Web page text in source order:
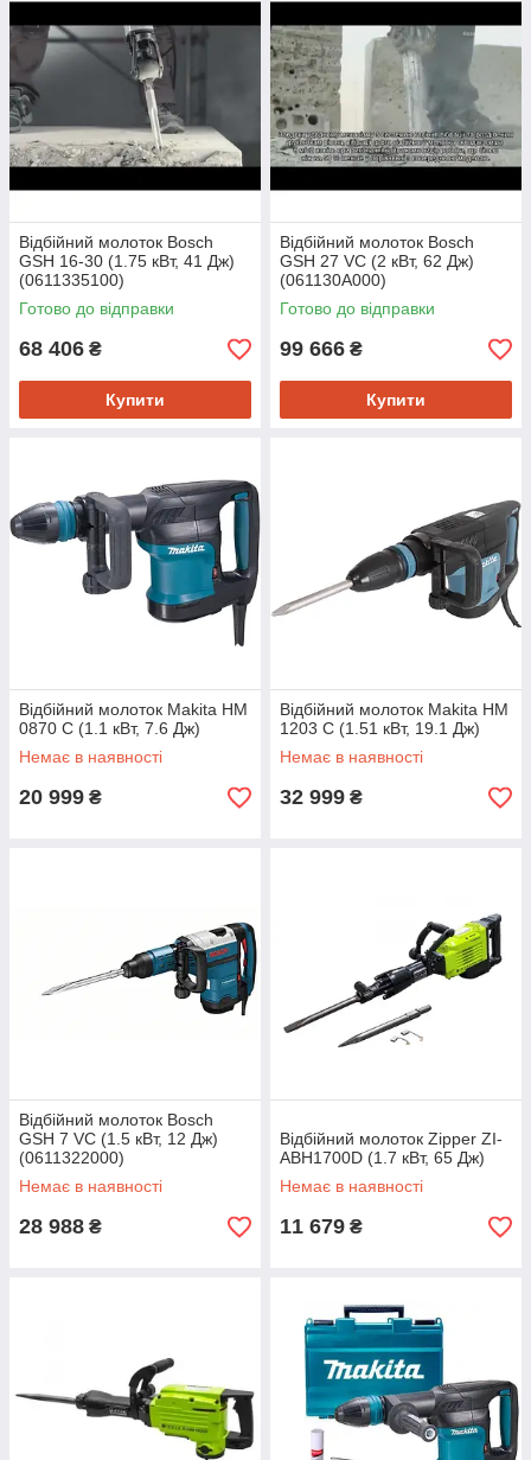
Відбійний молоток Bosch
GSH 16-30 (1.75 кВт, 41 Дж)
(0611335100)
Готово до відправки
68 406 ₴
Купити
Відбійний молоток Bosch
GSH 27 VC (2 кВт, 62 Дж)
(061130A000)
Готово до відправки
99 666 ₴
Купити
Відбійний молоток Makita HM
0870 C (1.1 кВт, 7.6 Дж)
Немає в наявності
20 999 ₴
Відбійний молоток Makita HM
1203 C (1.51 кВт, 19.1 Дж)
Немає в наявності
32 999 ₴
Відбійний молоток Bosch
GSH 7 VC (1.5 кВт, 12 Дж)
(0611322000)
Немає в наявності
28 988 ₴
Відбійний молоток Zipper ZI-
ABH1700D (1.7 кВт, 65 Дж)
Немає в наявності
11 679 ₴